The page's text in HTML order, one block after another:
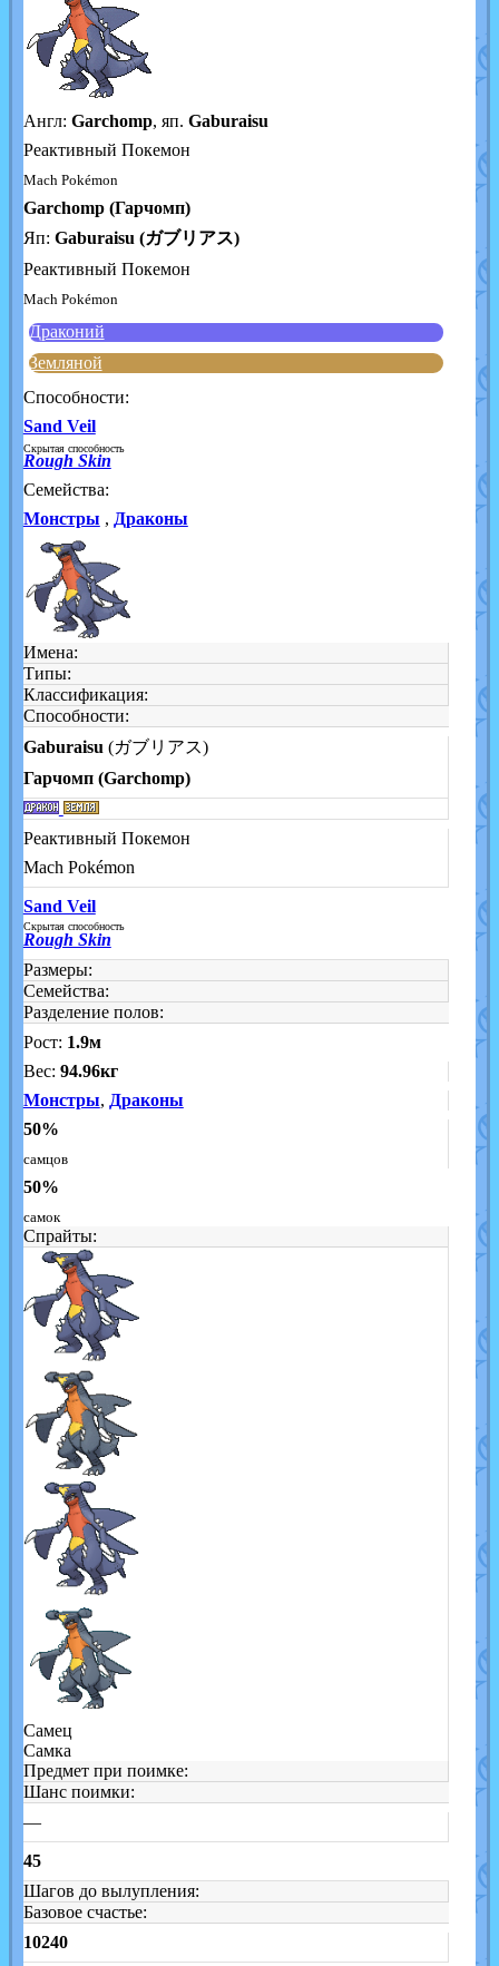
Англ: Garchomp, яп. Gaburaisu
Реактивный Покемон
Mach Pokémon
Garchomp (Гарчомп)
Яп: Gaburaisu (ガブリアス)
Реактивный Покемон
Mach Pokémon
Драконий
Земляной
Способности:
Sand Veil
Скрытая способность
Rough Skin
Семейства:
Монстры , Драконы
Имена:
Типы:
Классификация:
Способности:
Gaburaisu (ガブリアス)
Гарчомп (Garchomp)
Реактивный Покемон
Mach Pokémon
Sand Veil
Скрытая способность
Rough Skin
Размеры:
Семейства:
Разделение полов:
Рост: 1.9м
Вес: 94.96кг
Монстры, Драконы
50%
самцов
50%
самок
Спрайты:
Самец
Самка
Предмет при поимке:
Шанс поимки:
—
45
Шагов до вылупления:
Базовое счастье:
10240